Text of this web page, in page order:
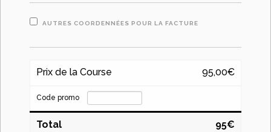
AUTRES COORDENNÉES POUR LA FACTURE
Prix de la Course 95,00€
Code promo
Total 95€